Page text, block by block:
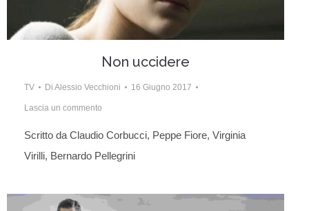
Non uccidere
TV Di Alessio Vecchioni 16 Giugno 2017
Lascia un commento
Scritto da Claudio Corbucci, Peppe Fiore, Virginia
Virilli, Bernardo Pellegrini